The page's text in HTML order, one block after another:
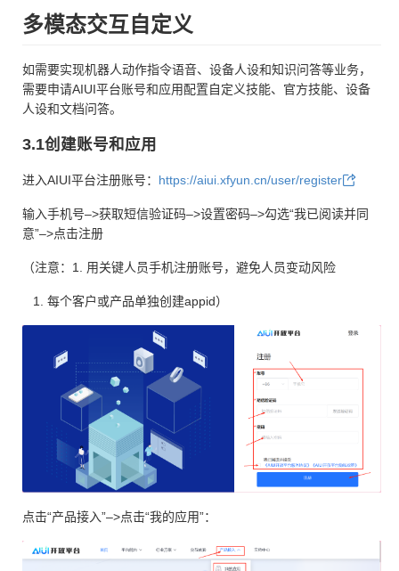
多模态交互自定义
如需要实现机器人动作指令语音、设备人设和知识问答等业务，
需要申请AIUI平台账号和应用配置自定义技能、官方技能、设备
人设和文档问答。
3.1创建账号和应用
进入AIUI平台注册账号： https://aiui.xfyun.cn/user/register
输入手机号–>获取短信验证码–>设置密码–>勾选“我已阅读并同
意”–>点击注册
（注意：1. 用关键人员手机注册账号，避免人员变动风险
每个客户或产品单独创建appid）
点击“产品接入”–>点击“我的应用”：